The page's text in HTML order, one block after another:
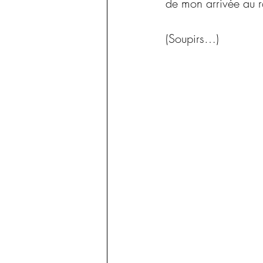
(Soupirs…)